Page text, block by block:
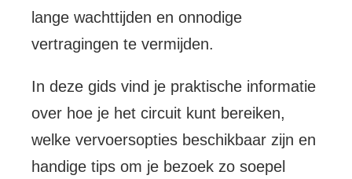
lange wachttijden en onnodige
vertragingen te vermijden.
In deze gids vind je praktische informatie
over hoe je het circuit kunt bereiken,
welke vervoersopties beschikbaar zijn en
handige tips om je bezoek zo soepel